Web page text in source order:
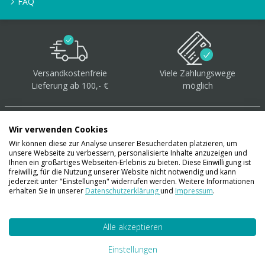
Versandkostenfreie
Lieferung ab 100,- €
Viele Zahlungswege
möglich
Über 40.000 Artikel auf
Lager
Wir verwenden Cookies
Wir können diese zur Analyse unserer Besucherdaten platzieren, um
unsere Webseite zu verbessern, personalisierte Inhalte anzuzeigen und
Ihnen ein großartiges Webseiten-Erlebnis zu bieten. Diese Einwilligung ist
freiwillig, für die Nutzung unserer Website nicht notwendig und kann
jederzeit unter "Einstellungen" widerrufen werden. Weitere Informationen
erhalten Sie in unserer Datenschutzerklärungund Impressum.
Alle akzeptieren
Einstellungen